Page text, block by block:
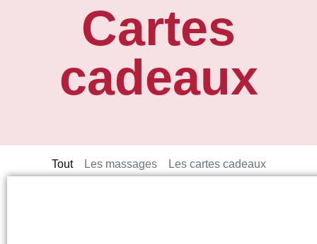
Cartes
cadeaux
Les massages Les cartes cadeaux
Tout